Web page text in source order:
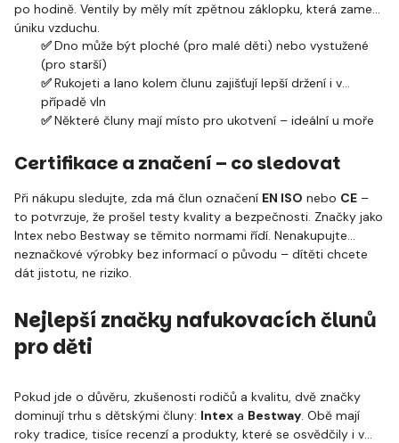
po hodině. Ventily by měly mít zpětnou záklopku, která zamezí
úniku vzduchu.
✅Dno může být ploché (pro malé děti) nebo vystužené
(pro starší)
✅Rukojeti a lano kolem člunu zajišťují lepší držení i v
případě vln
✅Některé čluny mají místo pro ukotvení – ideální u moře
Certifikace a značení – co sledovat
Při nákupu sledujte, zda má člun označení EN ISO nebo CE –
to potvrzuje, že prošel testy kvality a bezpečnosti. Značky jako
Intex nebo Bestway se těmito normami řídí. Nenakupujte
neznačkové výrobky bez informací o původu – dítěti chcete
dát jistotu, ne riziko.
Nejlepší značky nafukovacích člunů
pro děti
Pokud jde o důvěru, zkušenosti rodičů a kvalitu, dvě značky
dominují trhu s dětskými čluny: Intex a Bestway. Obě mají
roky tradice, tisíce recenzí a produkty, které se osvědčily i v